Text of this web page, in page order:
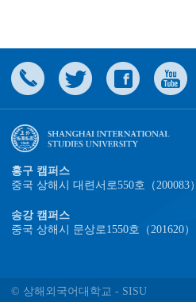
홍구 캠퍼스
중국 상해시 대련서로550호（200083）
송강 캠퍼스
중국 상해시 문상로1550호（201620）
© 상해외국어대학교 - SISU